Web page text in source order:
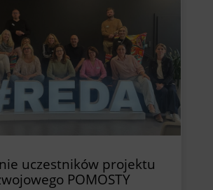
uczestników projektu
POMOSTY